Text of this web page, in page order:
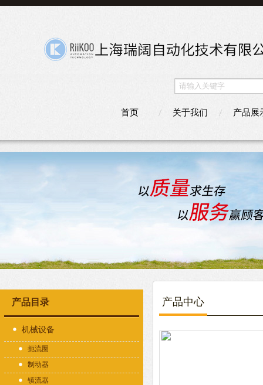
首页 关于我们 产品展
产品目录
机械设备
扼流圈
制动器
镇流器
产品中心